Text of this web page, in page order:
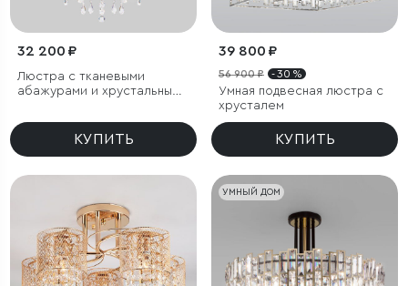
32 200 ₽
Люстра с тканевыми
абажурами и хрустальными
КУПИТЬ
39 800 ₽
56 900 ₽ - 30 %
Умная подвесная люстра с
хрусталем
КУПИТЬ
УМНЫЙ ДОМ